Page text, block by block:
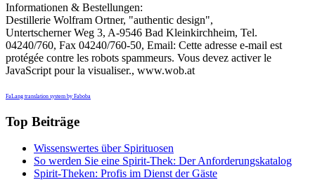
Informationen & Bestellungen:
Destillerie Wolfram Ortner, "authentic design",
Untertscherner Weg 3, A-9546 Bad Kleinkirchheim, Tel.
04240/760, Fax 04240/760-50, Email: Cette adresse e-mail est
protégée contre les robots spammeurs. Vous devez activer le
JavaScript pour la visualiser., www.wob.at
FaLang translation system by Faboba
Top Beiträge
Wissenswertes über Spirituosen
So werden Sie eine Spirit-Thek: Der Anforderungskatalog
Spirit-Theken: Profis im Dienst der Gäste